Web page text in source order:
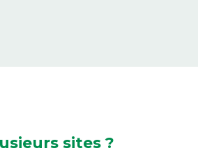
sites ?